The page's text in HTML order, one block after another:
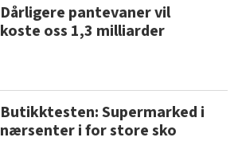
Dårligere pantevaner vil
koste oss 1,3 milliarder
Butikktesten: Supermarked i
nærsenter i for store sko